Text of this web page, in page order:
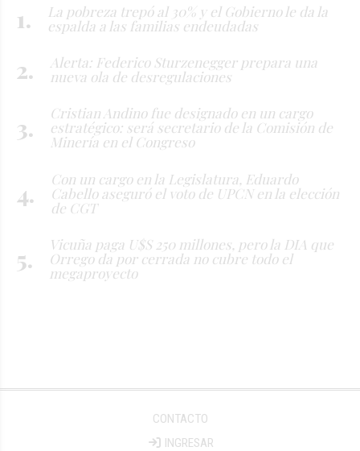
La pobreza trepó al 30% y el Gobierno le da la
espalda a las familias endeudadas
Alerta: Federico Sturzenegger prepara una
nueva ola de desregulaciones
Cristian Andino fue designado en un cargo
estratégico: será secretario de la Comisión de
Minería en el Congreso
Con un cargo en la Legislatura, Eduardo
Cabello aseguró el voto de UPCN en la elección
de CGT
Vicuña paga U$S 250 millones, pero la DIA que
Orrego da por cerrada no cubre todo el
megaproyecto
CONTACTO
INGRESAR